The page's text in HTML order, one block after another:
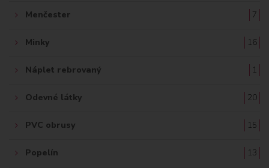
Menčester 7
Minky 16
Náplet rebrovaný 1
Odevné látky 20
PVC obrusy 15
Popelín 13